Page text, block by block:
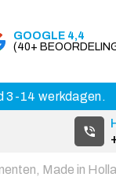
GOOGLE 4,4
(40+
3-14 werkdagen.
Made in